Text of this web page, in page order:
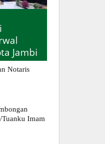
Jambi
Notaris
Imam